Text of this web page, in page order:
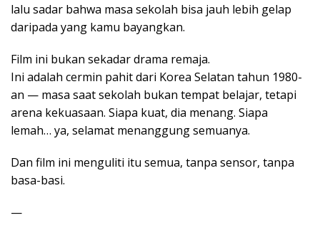
lalu sadar bahwa masa sekolah bisa jauh lebih gelap
daripada yang kamu bayangkan.
Film ini bukan sekadar drama remaja.
Ini adalah cermin pahit dari Korea Selatan tahun 1980-
an — masa saat sekolah bukan tempat belajar, tetapi
arena kekuasaan. Siapa kuat, dia menang. Siapa
lemah… ya, selamat menanggung semuanya.
Dan film ini menguliti itu semua, tanpa sensor, tanpa
basa-basi.
—